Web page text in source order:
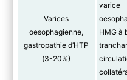
Varices
oesophagienne,
gastropathie d’HTP
(3-20%)
varice
HMG à